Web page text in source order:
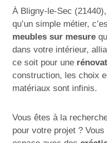
À Bligny-le-Sec
qu’un simple métier,
meubles sur mesure
dans votre intérieur,
ce soit pour une
construction, les choix
matériaux sont infinis.
Vous êtes à la
pour votre projet ?